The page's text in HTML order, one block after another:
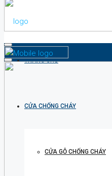
TRANG CHỦ
CỬA CHỐNG CHÁY
CỬA GỖ CHỐNG CHÁY